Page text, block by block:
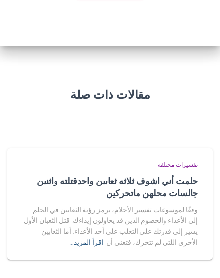
مقالات ذات صلة
تفسيرات مختلفة
حلمت أني اشوف ثلاثه ثعابين واحدقتلته واثنين
جالسات محلهن ماتحركين
وفقًا لموسوعات تفسير الأحلام، يرمز رؤية الثعابين في الحلم
إلى الأعداء والخصوم الذين قد يحاولون إيذاءك. قتل الثعبان الأول
يشير إلى قدرتك على التغلب على أحد الأعداء. أما الثعابين
الأخرى اللتي لم تتحرك، فتعني أن اقرأ المزيد…